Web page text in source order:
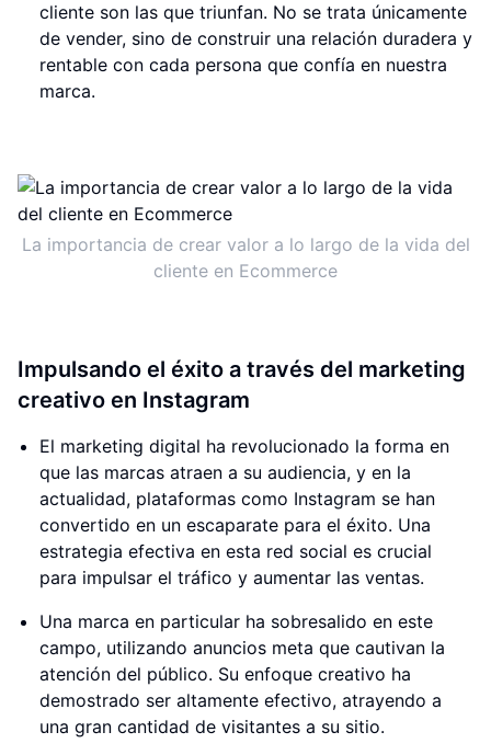
cliente son las que triunfan. No se trata únicamente
de vender, sino de construir una relación duradera y
rentable con cada persona que confía en nuestra
marca.
La importancia de crear valor a lo largo de la vida del
cliente en Ecommerce
Impulsando el éxito a través del marketing
creativo en Instagram
El marketing digital ha revolucionado la forma en
que las marcas atraen a su audiencia, y en la
actualidad, plataformas como Instagram se han
convertido en un escaparate para el éxito. Una
estrategia efectiva en esta red social es crucial
para impulsar el tráfico y aumentar las ventas.
Una marca en particular ha sobresalido en este
campo, utilizando anuncios meta que cautivan la
atención del público. Su enfoque creativo ha
demostrado ser altamente efectivo, atrayendo a
una gran cantidad de visitantes a su sitio.